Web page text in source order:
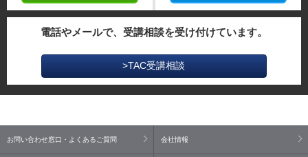
電話やメールで、受講相談を受け付けています。
>TAC受講相談
お問い合わせ窓口・よくあるご質問 会社情報